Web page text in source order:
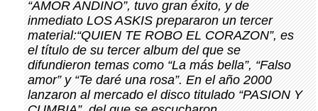
“AMOR ANDINO”, tuvo gran éxito, y de
inmediato LOS ASKIS prepararon un tercer
material:“QUIEN TE ROBO EL CORAZON”, es
el título de su tercer album del que se
difundieron temas como “La más bella”, “Falso
amor” y “Te daré una rosa”. En el año 2000
lanzaron al mercado el disco titulado “PASION Y